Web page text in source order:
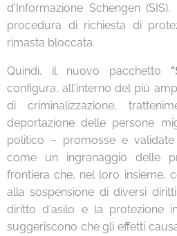
d'Informazione Schengen
procedura di richiesta di
rimasta bloccata.
Quindi, il nuovo pacchetto
configura, all'interno del più
di criminalizzazione,
deportazione delle persone
politico – promosse e
come un ingranaggio delle
frontiera che, nel loro insieme,
alla sospensione di diversi
diritto d'asilo e la protezione
suggeriscono che gli effetti